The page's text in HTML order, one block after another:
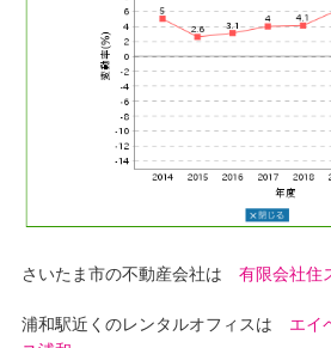
さいたま市の不動産会社は有限会社住
浦和駅近くのレンタルオフィスは エイ